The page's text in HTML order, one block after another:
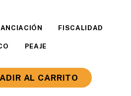
FISCALIDAD
PEAJE
AL CARRITO